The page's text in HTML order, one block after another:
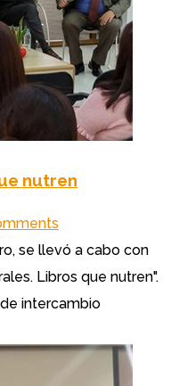
nutren
se llevó a cabo con
Libros que nutren".
intercambio